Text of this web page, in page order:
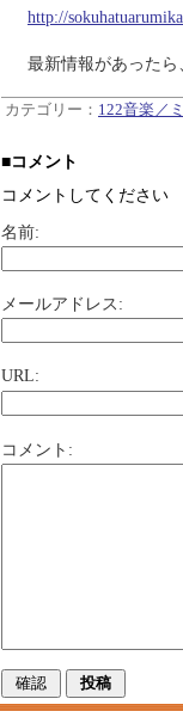
http://
最新情報があったら
カテゴリー： 122音楽／
■コメント
コメントしてください
名前:
メールアドレス:
URL:
コメント: